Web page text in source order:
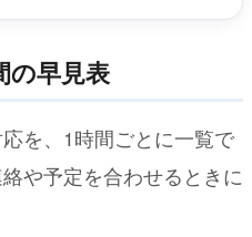
の早見表
を、1時間ごとに一覧で
や予定を合わせるときに